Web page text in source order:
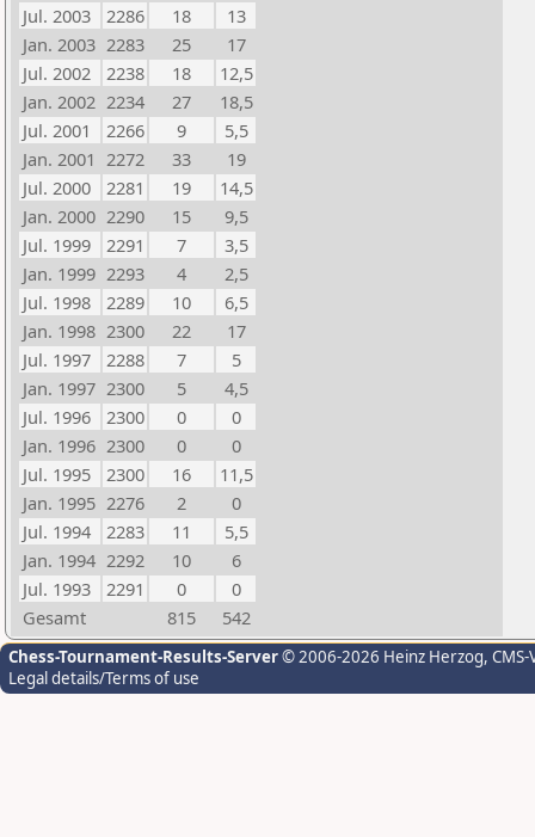
Jul. 2003
2286 18
13
Jan. 2003 2283 25
17
Jul. 2002
2238 18
12,5
Jan. 2002 2234 27
18,5
Jul. 2001
2266 9
5,5
Jan. 2001 2272 33
19
Jul. 2000
2281 19
14,5
Jan. 2000 2290 15
9,5
Jul. 1999
2291 7
3,5
Jan. 1999 2293 4
2,5
Jul. 1998
2289 10
6,5
Jan. 1998 2300 22
17
Jul. 1997
2288 7
5
Jan. 1997 2300 5
4,5
Jul. 1996
2300 0
0
Jan. 1996 2300 0
0
Jul. 1995
2300 16
11,5
Jan. 1995 2276 2
0
Jul. 1994
2283 11
5,5
Jan. 1994 2292 10
6
Jul. 1993
2291 0
0
Gesamt
815 542
Chess-Tournament-Results-Server© 2006-2026 Heinz Herzog,
Legal details/Terms of use